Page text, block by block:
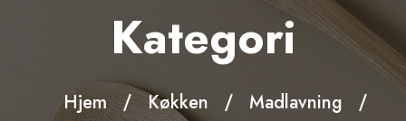
Kategori
Hjem Køkken
Madlavning